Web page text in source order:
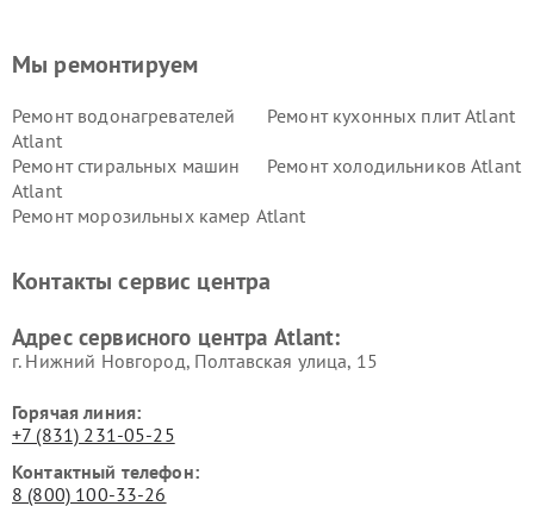
Мы ремонтируем
Ремонт водонагревателей
Atlant
Ремонт кухонных плит Atlant
Ремонт стиральных машин
Atlant
Ремонт холодильников Atlant
Ремонт морозильных камер Atlant
Контакты сервис центра
Адрес сервисного центра Atlant:
г. Нижний Новгород, Полтавская улица, 15
Горячая линия:
+7 (831) 231-05-25
Контактный телефон:
8 (800) 100-33-26